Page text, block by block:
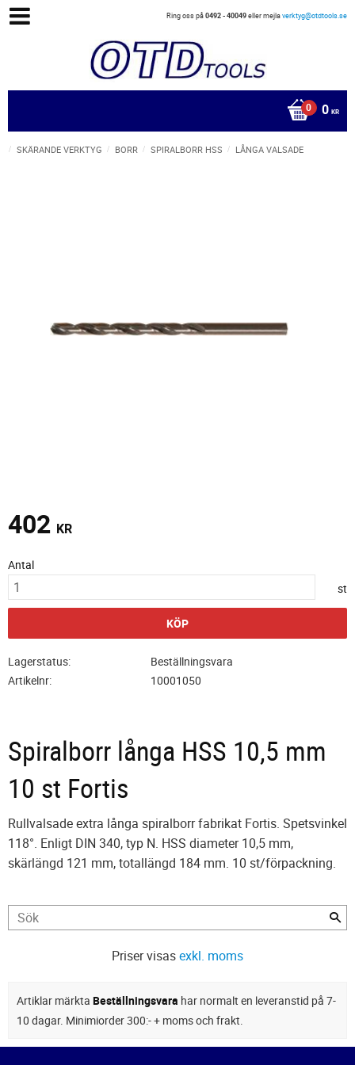
Ring oss på0492 - 40049eller mejlaverktyg@otdtools.se
0 KR
SKÄRANDE VERKTYG BORR SPIRALBORR HSS LÅNGA VALSADE
402 KR
Antal
st
KÖP
Lagerstatus
Beställningsvara
Artikelnr
10001050
Spiralborr långa HSS 10,5 mm
10 st Fortis
Rullvalsade extra långa spiralborr fabrikat Fortis. Spetsvinkel
118°. Enligt DIN 340, typ N. HSS diameter 10,5 mm,
skärlängd 121 mm, totallängd 184 mm. 10 st/förpackning.
Priser visasexkl. moms
Artiklar märkta Beställningsvara har normalt en leveranstid på 7-
10 dagar. Minimiorder 300:- + moms och frakt.